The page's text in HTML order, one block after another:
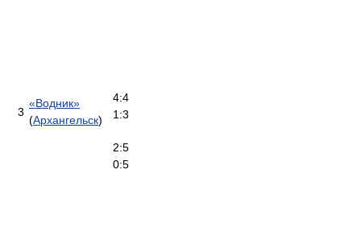
3
«Водник»
(Архангельск)
4:4
1:3
2:5
0:5